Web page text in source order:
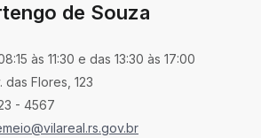
de Souza
às 11:30 e das 13:30 às 17:00
das Flores, 123
- 4567